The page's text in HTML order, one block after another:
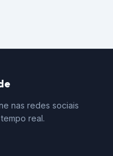
nas redes sociais
real.